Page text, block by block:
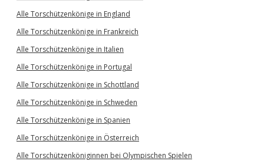
Alle Torschützenkönige in England
Alle Torschützenkönige in Frankreich
Alle Torschützenkönige in Italien
Alle Torschützenkönige in Portugal
Alle Torschützenkönige in Schottland
Alle Torschützenkönige in Schweden
Alle Torschützenkönige in Spanien
Alle Torschützenkönige in Österreich
Alle Torschützenköniginnen bei Olympischen Spielen